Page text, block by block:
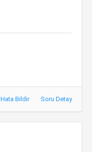
Hata Bildir Soru Detay